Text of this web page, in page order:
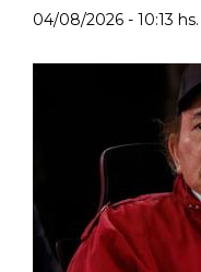
04/08/2026 - 10:13 hs.